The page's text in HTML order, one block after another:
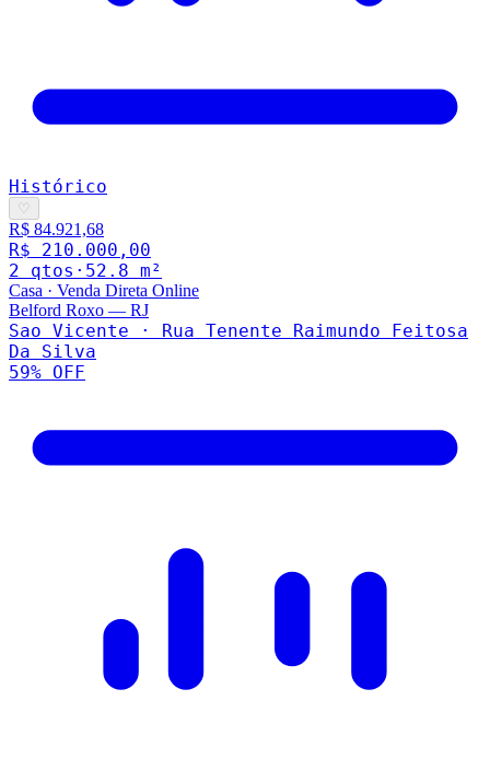
Histórico
♡
R$ 84.921,68
R$ 210.000,00
2 qtos · 52.8 m²
Casa · Venda Direta Online
Belford Roxo — RJ
Sao Vicente · Rua Tenente Raimundo Feitosa
Da Silva
59% OFF